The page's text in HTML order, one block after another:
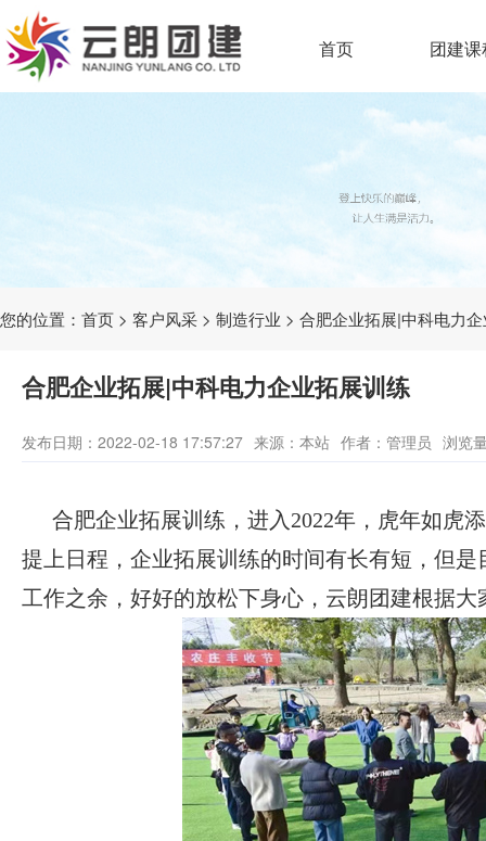
首页 团建
您的位置： 首页 > 客户风采 > 制造行业 > 合肥企业拓展|中科电力
合肥企业拓展|中科电力企业拓展训练
发布日期：2022-02-18 17:57:27 来源：本站 作者：管理员 浏览
合肥企业拓展训练，进入2022年，虎年如虎
提上日程，企业拓展训练的时间有长有短，但
工作之余，好好的放松下身心，云朗团建根据